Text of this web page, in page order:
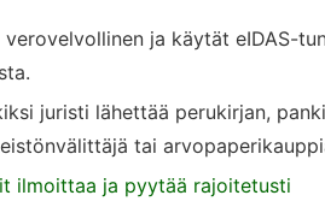
ja käytät eIDAS-
juristi lähettää perukirjan,
tai
ilmoittaa ja pyytää rajoitetusti